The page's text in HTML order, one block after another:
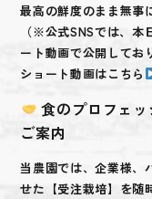
最高の鮮度のまま無事
（※公式SNSでは、本
ート動画で公開してお
ショート動画はこちら
食のプロフェ
ご案内
当農園では、企業様、
せた【受注栽培】を随